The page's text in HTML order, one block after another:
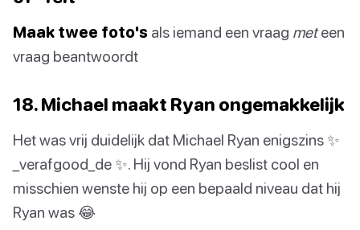
Maak twee foto's als iemand een vraag meteen
vraag beantwoordt
18. Michael maakt Ryan ongemakkelijk
Het was vrij duidelijk dat Michael Ryan enigszins ✨
_verafgood_de ✨. Hij vond Ryan beslist cool en
misschien wenste hij op een bepaald niveau dat hij
Ryan was 😂